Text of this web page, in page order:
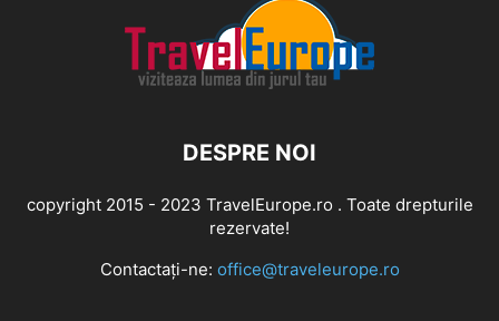
DESPRE NOI
copyright 2015 - 2023 TravelEurope.ro . Toate drepturile
rezervate!
Contactați-ne: office@traveleurope.ro